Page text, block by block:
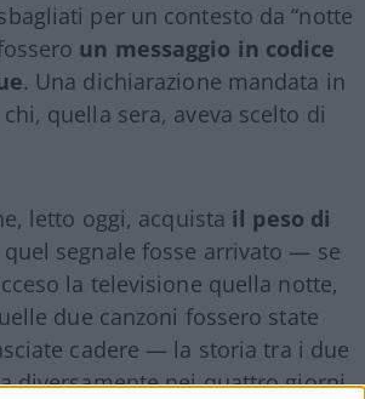
per un contesto da “notte
un messaggio in codice
. Una dichiarazione mandata in
quella sera, aveva scelto di
letto oggi, acquista il peso di
quel segnale fosse arrivato — se
la televisione quella notte,
due canzoni fossero state
cadere — la storia tra i due
diversamente nei quattro giorni